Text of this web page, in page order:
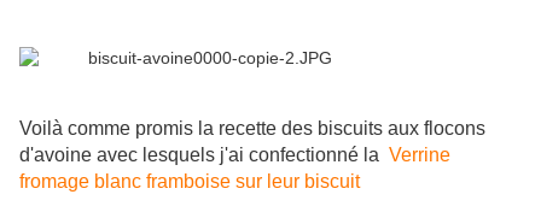
Voilà comme promis la recette des biscuits aux flocons
d'avoine avec lesquels j'ai confectionné la Verrine
fromage blanc framboise sur leur biscuit